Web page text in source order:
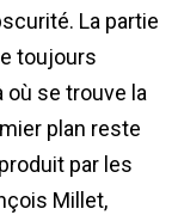
La partie
toujours
où se trouve la
plan reste
par les
Millet,